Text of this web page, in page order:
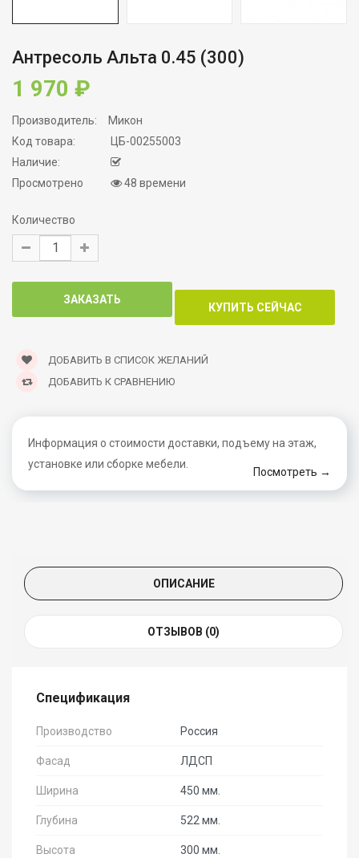
Антресоль Альта 0.45 (300)
1 970 ₽
Производитель:
Микон
Код товара:
ЦБ-00255003
Наличие:
Просмотрено
48 времени
Количество
ДОБАВИТЬ В СПИСОК ЖЕЛАНИЙ
ДОБАВИТЬ К СРАВНЕНИЮ
Информация о стоимости доставки, подъему на этаж,
установке или сборке мебели.
Посмотреть →
ОПИСАНИЕ
ОТЗЫВОВ (0)
Спецификация
Производство Россия
Фасад ЛДСП
Ширина 450 мм.
Глубина 522 мм.
Высота 300 мм.